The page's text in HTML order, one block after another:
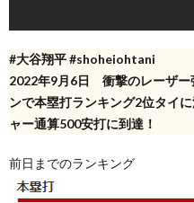
#大谷翔平 #shoheiohtani
2022年9月6日 衝撃のレーザー
ンで本塁打ランキング2位タイ
ャー通算500安打に到達！
前日までのランキング